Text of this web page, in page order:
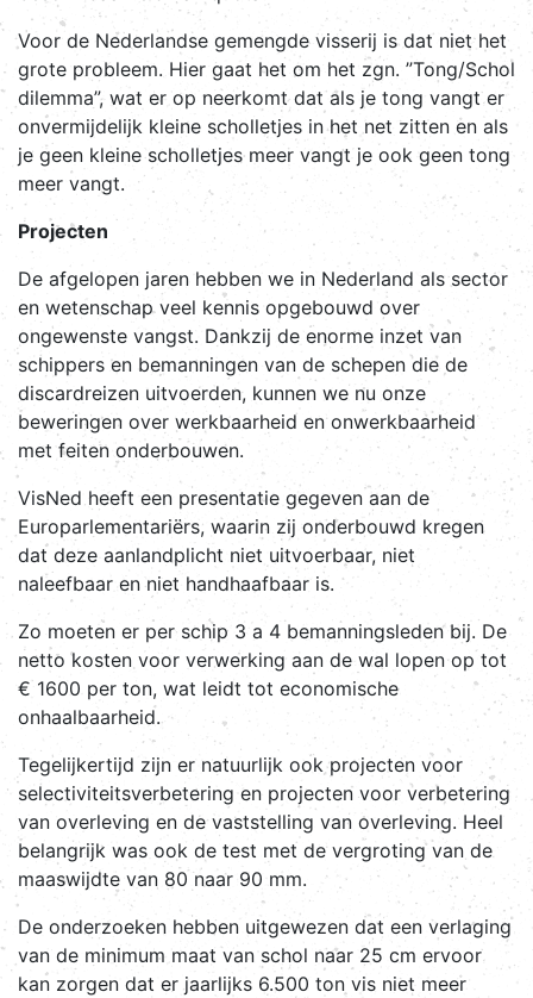
Voor de Nederlandse gemengde visserij is dat niet het
grote probleem. Hier gaat het om het zgn. ”Tong/Schol
dilemma”, wat er op neerkomt dat als je tong vangt er
onvermijdelijk kleine scholletjes in het net zitten en als
je geen kleine scholletjes meer vangt je ook geen tong
meer vangt.
Projecten
De afgelopen jaren hebben we in Nederland als sector
en wetenschap veel kennis opgebouwd over
ongewenste vangst. Dankzij de enorme inzet van
schippers en bemanningen van de schepen die de
discardreizen uitvoerden, kunnen we nu onze
beweringen over werkbaarheid en onwerkbaarheid
met feiten onderbouwen.
VisNed heeft een presentatie gegeven aan de
Europarlementariërs, waarin zij onderbouwd kregen
dat deze aanlandplicht niet uitvoerbaar, niet
naleefbaar en niet handhaafbaar is.
Zo moeten er per schip 3 a 4 bemanningsleden bij. De
netto kosten voor verwerking aan de wal lopen op tot
€ 1600 per ton, wat leidt tot economische
onhaalbaarheid.
Tegelijkertijd zijn er natuurlijk ook projecten voor
selectiviteitsverbetering en projecten voor verbetering
van overleving en de vaststelling van overleving. Heel
belangrijk was ook de test met de vergroting van de
maaswijdte van 80 naar 90 mm.
De onderzoeken hebben uitgewezen dat een verlaging
van de minimum maat van schol naar 25 cm ervoor
kan zorgen dat er jaarlijks 6.500 ton vis niet meer